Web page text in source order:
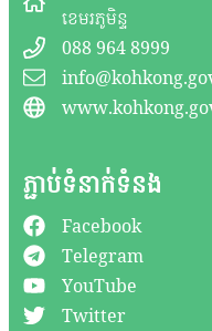
ខេមរភូមិន្ទ
088 964 8999
ភ្ជាប់ទំនាក់ទំនង
Facebook
Telegram
YouTube
Twitter